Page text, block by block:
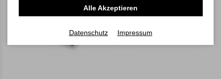
Alle Akzeptieren
Datenschutz Impressum